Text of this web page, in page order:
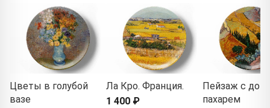
Цветы в голубой
вазе
Ла Кро. Франция.
1 400 ₽
Пейзаж с
пахарем